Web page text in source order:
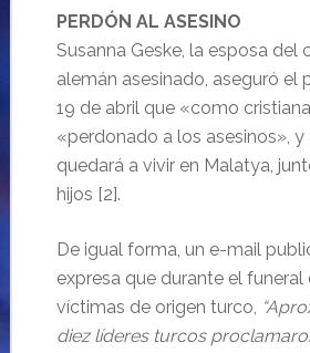
PERDÓN AL ASESINO
Susanna Geske, la esposa del
alemán asesinado, aseguró el
19 de abril que «como
«perdonado a los asesinos»,
quedará a vivir en Malatya,
hijos [2].
De igual forma, un e-mail
expresa que durante el funeral
víctimas de origen turco,
diez líderes turcos